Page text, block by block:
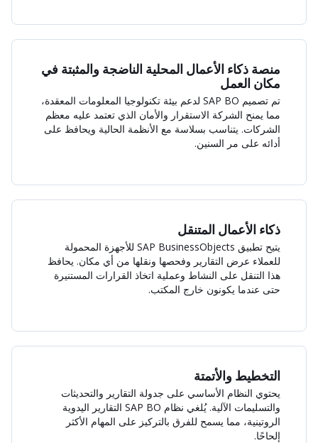
منصة ذكاء الأعمال المحلية الناضجة والمثبتة في
مكان العمل
تم تصميم SAP BO لدعم بيئة تكنولوجيا المعلومات المعقدة،
مما يمنح الشركة الاستقرار والأمان الذي تعتمد عليه معظم
الشركات. يتناسب بسلاسة مع الأنظمة الحالية ويحافظ على
أدائه على مر السنين.
ذكاء الأعمال المتنقل
يتيح تطبيق SAP BusinessObjects للأجهزة المحمولة
للعملاء عرض التقارير وفحصها ونقلها من أي مكان. يحافظ
هذا التنقل على النشاط وعملية اتخاذ القرارات المستنيرة
حتى عندما يكونون خارج المكتب.
التخطيط والأتمتة
يحتوي النظام الأساسي على جدولة التقارير والتحديثات
والتسليمات الآلية. يُلغي نظام SAP BO التقارير اليدوية
الروتينية، مما يسمح للفرق بالتركيز على المهام الأكثر
إلحاحًا.